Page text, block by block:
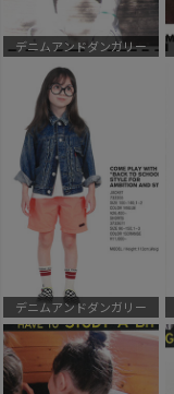
デニムアンドダンガリー
デニムアンドダンガリー